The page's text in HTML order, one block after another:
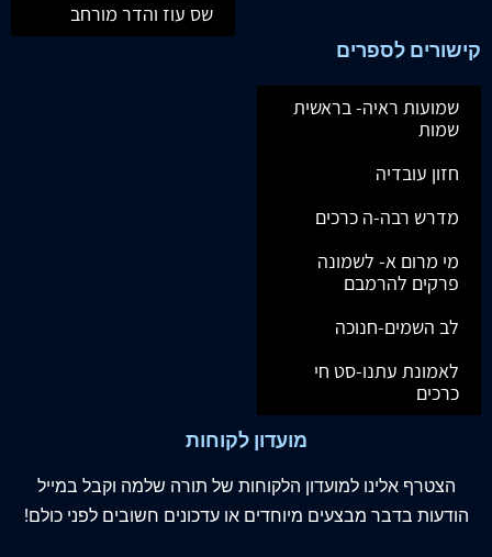
שס עוז והדר מורחב
קישורים לספרים
שמועות ראיה- בראשית
שמות
חזון עובדיה
מדרש רבה-ה כרכים
מי מרום א- לשמונה
פרקים להרמבם
לב השמים-חנוכה
לאמונת עתנו-סט חי
כרכים
מועדון לקוחות
הצטרף אלינו למועדון הלקוחות של תורה שלמה וקבל במייל
הודעות בדבר מבצעים מיוחדים או עדכונים חשובים לפני כולם!